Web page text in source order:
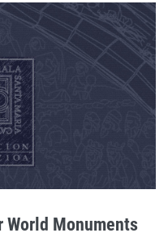
World Monuments